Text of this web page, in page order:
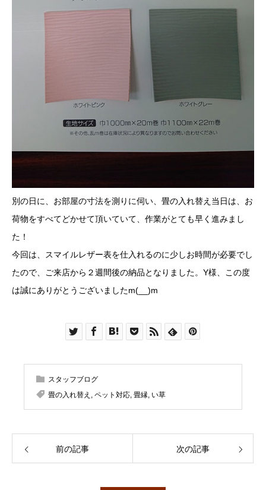
別の日に、お部屋の寸法を測りに伺い、畳の入れ替え当日は、お
荷物をすべてどかせて頂いていて、作業がとても早く進みまし
た！
今回は、スマイルレザー表を仕入れるのに少しお時間が必要でし
たので、ご来店から２週間後の納品となりました。Y様、この度
は誠にありがとうございましたm(__)m
スタッフブログ
畳の入れ替え , ペット対応, 畳縁, い草
前の記事 次の記事